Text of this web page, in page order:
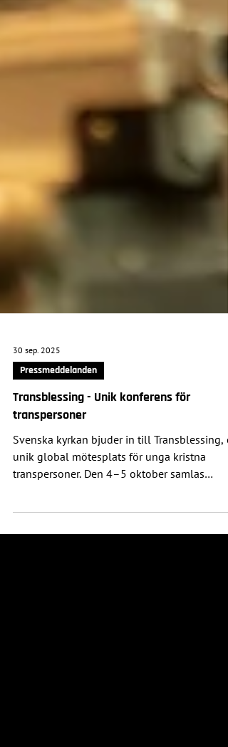
30 sep. 2025
Pressmeddelanden
Transblessing - Unik konferens för
transpersoner
Svenska kyrkan bjuder in till Transblessing,
unik global mötesplats för unga kristna
deltagare från hela världen till föreläsningar,
panelsamtal, gudstjänster och workshops